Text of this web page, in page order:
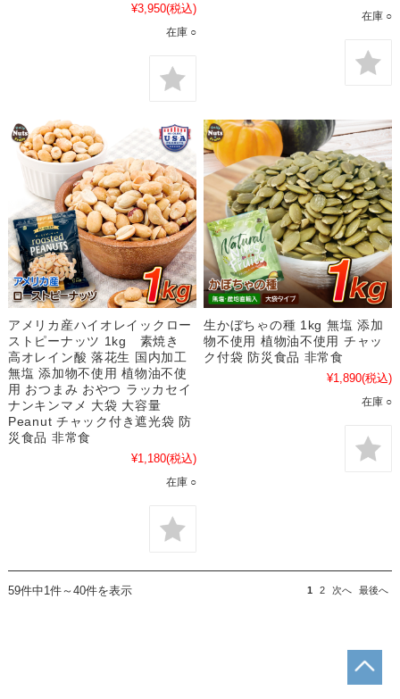
¥3,950(税込)
在庫 ○
在庫 ○
アメリカ産ハイオレイックロー
ストピーナッツ 1kg 素焼き
高オレイン酸 落花生 国内加工
無塩 添加物不使用 植物油不使
用 おつまみ おやつ ラッカセイ
ナンキンマメ 大袋 大容量
Peanut チャック付き遮光袋 防
災食品 非常食
¥1,180(税込)
在庫 ○
生かぼちゃの種 1kg 無塩 添加
物不使用 植物油不使用 チャッ
ク付袋 防災食品 非常食
¥1,890(税込)
在庫 ○
59件中1件～40件を表示 1 2 次へ 最後へ